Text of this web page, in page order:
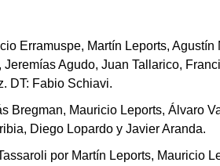
Erramuspe, Martín Leports,
Agudo, Juan Tallarico,
DT: Fabio Schiavi.
Bregman, Mauricio Leports, Álvaro
Diego Lopardo y Javier Aranda.
por Martín Leports, Mauricio